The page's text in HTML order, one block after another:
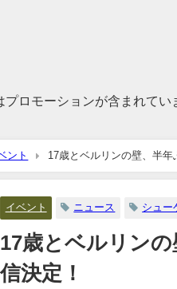
プロモーションが含まれてい
ント 17歳とベルリンの壁、半年
イベント ニュース シュー
17歳とベルリン
信決定！